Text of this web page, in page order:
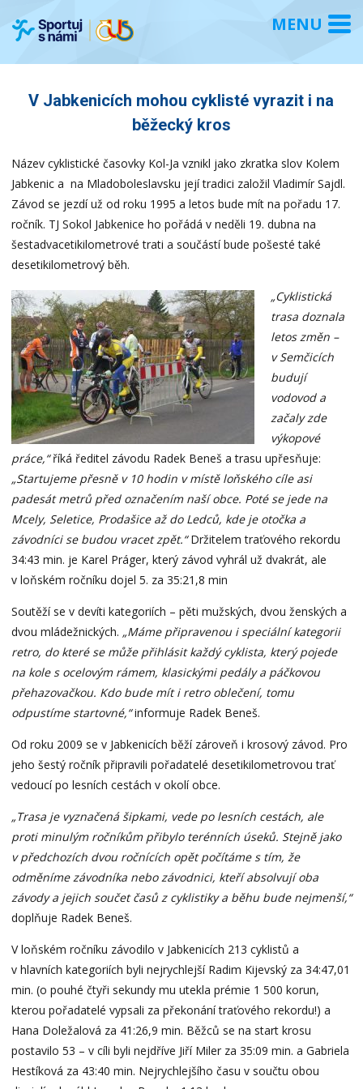
V Jabkenicích mohou cyklisté vyrazit i na
běžecký kros
Název cyklistické časovky Kol-Ja vznikl jako zkratka slov Kolem
Jabkenic a na Mladoboleslavsku její tradici založil Vladimír Sajdl.
Závod se jezdí už od roku 1995 a letos bude mít na pořadu 17.
ročník. TJ Sokol Jabkenice ho pořádá v neděli 19. dubna na
šestadvacetikilometrové trati a součástí bude pošesté také
desetikilometrový běh.
„Cyklistická
trasa doznala
letos změn –
v Semčicích
budují
vodovod a
začaly zde
výkopové
práce,“říká ředitel závodu Radek Beneš a trasu upřesňuje:
„Startujeme přesně v 10 hodin v místě loňského cíle asi
padesát metrů před označením naší obce. Poté se jede na
Mcely, Seletice, Prodašice až do Ledců, kde je otočka a
závodníci se budou vracet zpět.“Držitelem traťového rekordu
34:43 min. je Karel Práger, který závod vyhrál už dvakrát, ale
v loňském ročníku dojel 5. za 35:21,8 min
Soutěží se v devíti kategoriích – pěti mužských, dvou ženských a
dvou mládežnických. „Máme připravenou i speciální kategorii
retro, do které se může přihlásit každý cyklista, který pojede
na kole s ocelovým rámem, klasickými pedály a páčkovou
přehazovačkou. Kdo bude mít i retro oblečení, tomu
odpustíme startovné,“informuje Radek Beneš.
Od roku 2009 se v Jabkenicích běží zároveň i krosový závod. Pro
jeho šestý ročník připravili pořadatelé desetikilometrovou trať
vedoucí po lesních cestách v okolí obce.
„Trasa je vyznačená šipkami, vede po lesních cestách, ale
proti minulým ročníkům přibylo terénních úseků. Stejně jako
v předchozích dvou ročnících opět počítáme s tím, že
odměníme závodníka nebo závodnici, kteří absolvují oba
závody a jejich součet časů z cyklistiky a běhu bude nejmenší,“
doplňuje Radek Beneš.
V loňském ročníku závodilo v Jabkenicích 213 cyklistů a
v hlavních kategoriích byli nejrychlejší Radim Kijevský za 34:47,01
min. (o pouhé čtyři sekundy mu utekla prémie 1 500 korun,
kterou pořadatelé vypsali za překonání traťového rekordu!) a
Hana Doležalová za 41:26,9 min. Běžců se na start krosu
postavilo 53 – v cíli byli nejdříve Jiří Miler za 35:09 min. a Gabriela
Hestíková za 43:40 min. Nejrychlejšího času v součtu obou